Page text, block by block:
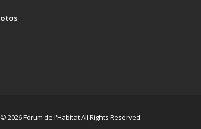
2026 Forum de l'Habitat All Rights Reserved.